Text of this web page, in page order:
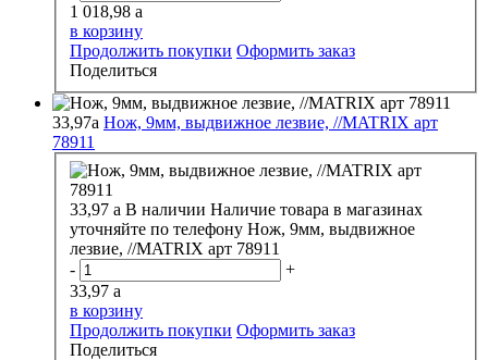
1 018,98 a
в корзину
Продолжить покупки Оформить заказ
Поделиться
33,97a Нож, 9мм, выдвижное лезвие, //MATRIX арт
78911
33,97 a В наличии Наличие товара в магазинах
уточняйте по телефону Нож, 9мм, выдвижное
лезвие, //MATRIX арт 78911
-
+
33,97 a
в корзину
Продолжить покупки Оформить заказ
Поделиться